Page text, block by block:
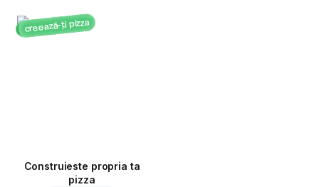
creează-ți pizza
Construieste propria ta
pizza